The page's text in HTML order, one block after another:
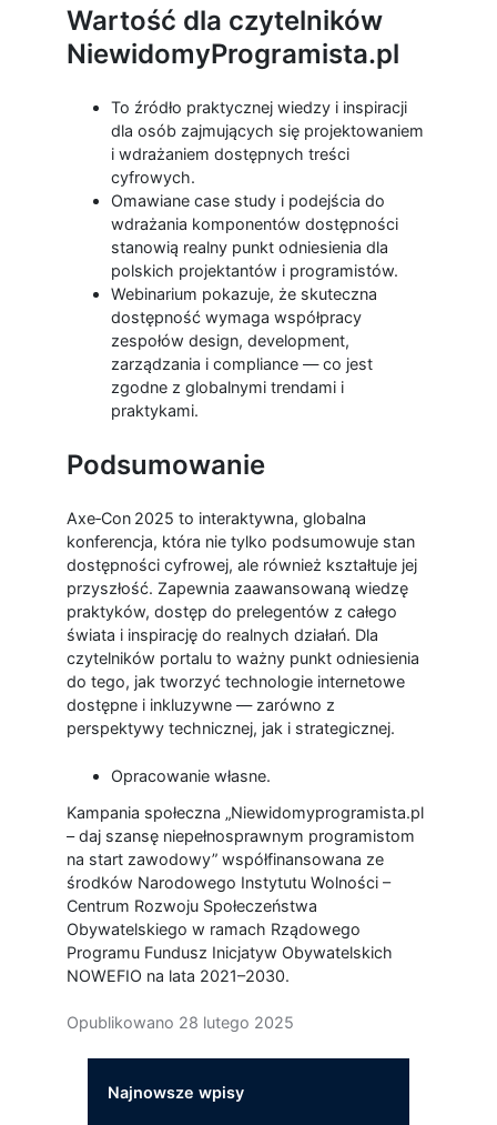
Wartość dla czytelników
NiewidomyProgramista.pl
To źródło praktycznej wiedzy i inspiracji
dla osób zajmujących się projektowaniem
i wdrażaniem dostępnych treści
cyfrowych.
Omawiane case study i podejścia do
wdrażania komponentów dostępności
stanowią realny punkt odniesienia dla
polskich projektantów i programistów.
Webinarium pokazuje, że skuteczna
dostępność wymaga współpracy
zespołów design, development,
zarządzania i compliance — co jest
zgodne z globalnymi trendami i
praktykami.
Podsumowanie
Axe‑Con 2025 to interaktywna, globalna
konferencja, która nie tylko podsumowuje stan
dostępności cyfrowej, ale również kształtuje jej
przyszłość. Zapewnia zaawansowaną wiedzę
praktyków, dostęp do prelegentów z całego
świata i inspirację do realnych działań. Dla
czytelników portalu to ważny punkt odniesienia
do tego, jak tworzyć technologie internetowe
dostępne i inkluzywne — zarówno z
perspektywy technicznej, jak i strategicznej.
Opracowanie własne.
Kampania społeczna „Niewidomyprogramista.pl
– daj szansę niepełnosprawnym programistom
na start zawodowy” współfinansowana ze
środków Narodowego Instytutu Wolności –
Centrum Rozwoju Społeczeństwa
Obywatelskiego w ramach Rządowego
Programu Fundusz Inicjatyw Obywatelskich
NOWEFIO na lata 2021–2030.
Opublikowano 28 lutego 2025
Najnowsze wpisy